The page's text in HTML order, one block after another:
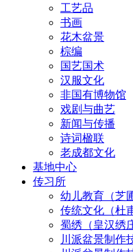
工艺品
书画
花木盆景
棕编
国艺国术
汉服文化
非国有博物馆
戏剧与曲艺
新闻与传播
诗词楹联
老成都文化
基地中心
传习所
幼儿教育（芝
传统文化（杜
蜀绣（皇汉绣
川派盆景制作